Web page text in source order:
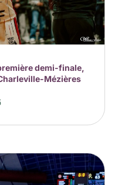
demi-finale,
Mézières